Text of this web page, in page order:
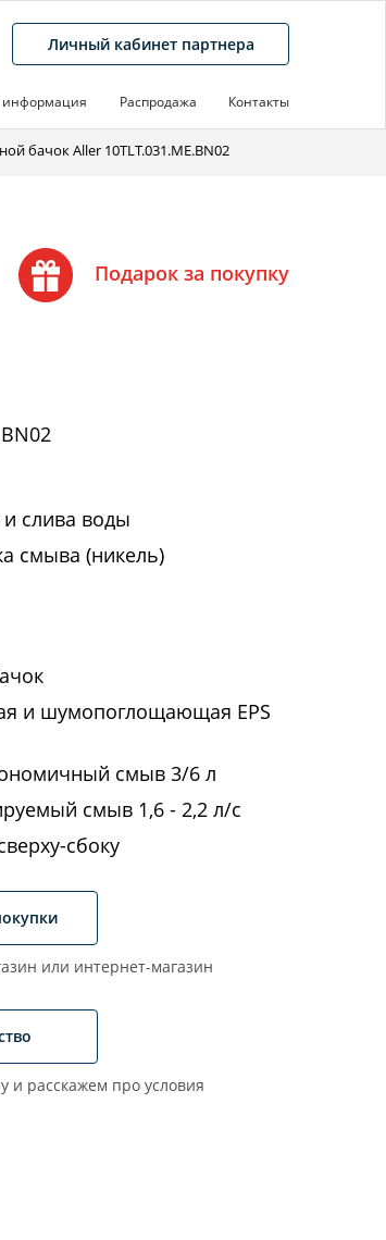
Личный кабинет партнера
информация Распродажа Контакты
бачок Aller 10TLT.031.ME.BN02
Подарок за покупку
слива воды
смыва (никель)
и шумопоглощающая EPS
смыв 3/6 л
смыв 1,6 - 2,2 л/с
сбоку
или интернет-магазин
и расскажем про условия